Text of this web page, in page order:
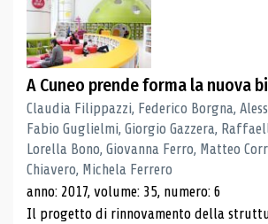
A Cuneo prende forma la nuova
Claudia Filippazzi, Federico Borgna,
Fabio Guglielmi, Giorgio Gazzera,
Lorella Bono, Giovanna Ferro, Matteo
Chiavero, Michela Ferrero
anno: 2017, volume: 35, numero: 6
Il progetto di rinnovamento della